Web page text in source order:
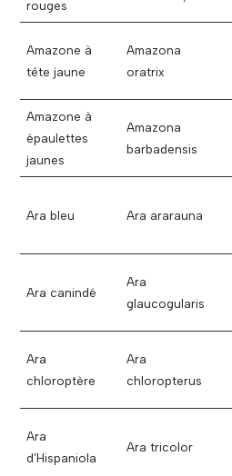
rouges
Amazone à
tête jaune
Amazona
oratrix
Amazone à
épaulettes
jaunes
Amazona
barbadensis
Ara bleu Ara ararauna
Ara canindé
Ara
glaucogularis
Ara
chloroptère
Ara
chloropterus
Ara
d’Hispaniola
Ara tricolor